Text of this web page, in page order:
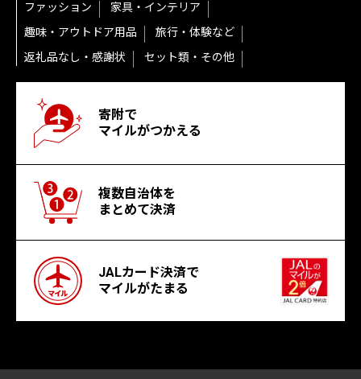
ファッション
家具・インテリア
趣味・アウトドア用品
旅行・体験など
返礼品なし・感謝状
セット類・その他
寄附で
マイルがつかえる
複数自治体を
まとめて決済
JALカード決済で
マイルがたまる